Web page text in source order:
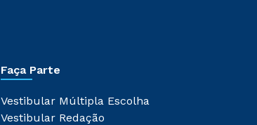
Faça Parte
Vestibular Múltipla Escolha
Vestibular Redação